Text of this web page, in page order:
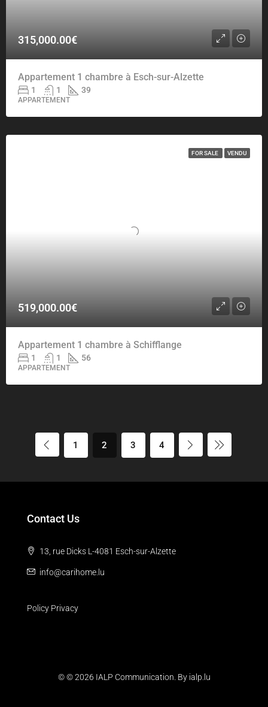
315,000.00€
Appartement 1 chambre à Esch-sur-Alzette
1 1 39
APPARTEMENT
FOR SALE VENDU
519,000.00€
Appartement 1 chambre à Schifflange
1 1 56
APPARTEMENT
1 2 3 4
Contact Us
13, rue Dicks L-4081 Esch-sur-Alzette
info@carihome.lu
Policy Privacy
© © 2026 IALP Communication. By ialp.lu